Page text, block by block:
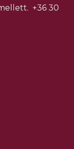
+36 30